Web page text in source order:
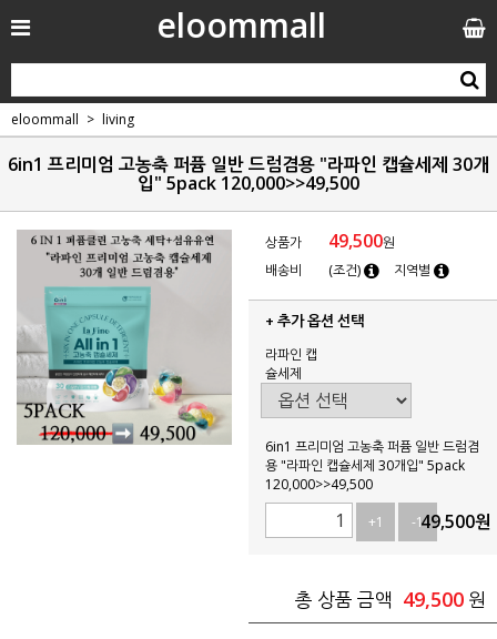
eloommall
eloommall living
6in1 프리미엄 고농축 퍼퓸 일반 드럼겸용 "라파인 캡슐세제 30개
입" 5pack 120,000>>49,500
상품가 49,500원
배송비
(조건) 지역별
+ 추가 옵션 선택
라파인 캡
슐세제
6in1 프리미엄 고농축 퍼퓸 일반 드럼겸
용 "라파인 캡슐세제 30개입" 5pack
120,000>>49,500
+1
-149,500원
총 상품 금액 49,500 원